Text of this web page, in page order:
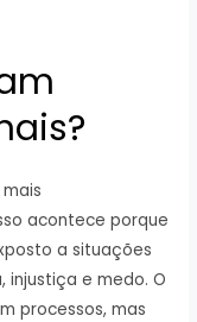
acontece porque
a situações
injustiça e medo. O
processos, mas